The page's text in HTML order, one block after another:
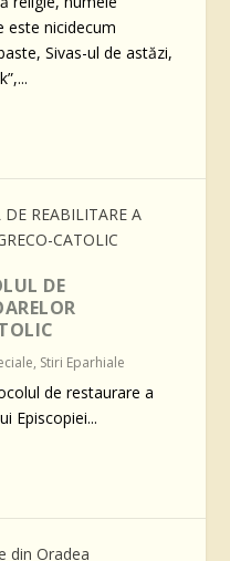
este nicidecum
Sivas-ul de astăzi,
DE
, Stiri Eparhiale
de restaurare a
Episcopiei...